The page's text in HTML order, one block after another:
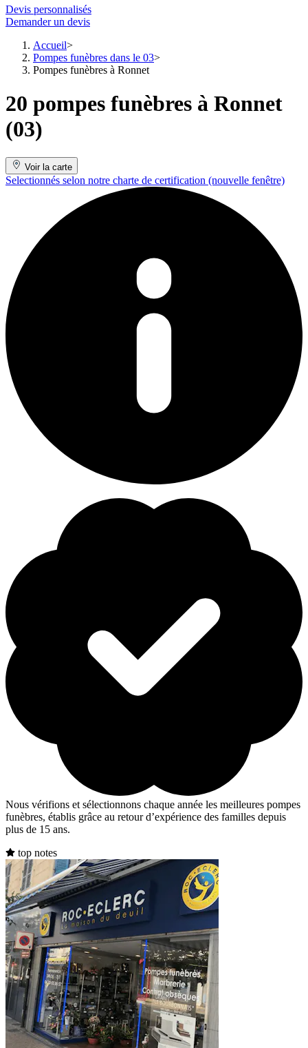
Devis personnalisés
Demander un devis
Accueil
Pompes funèbres dans le 03
Pompes funèbres à Ronnet
20 pompes funèbres à Ronnet
(03)
Voir la carte
Selectionnés selon notre charte de certification (nouvelle fenêtre)
Nous vérifions et sélectionnons chaque année les meilleures pompes
funèbres, établis grâce au retour d’expérience des familles depuis
plus de 15 ans.
top notes